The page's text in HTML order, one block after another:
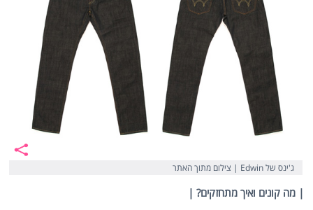
ג'ינס של Edwin | צילום מתוך האתר
| מה קונים ואיך מתחזקים? |